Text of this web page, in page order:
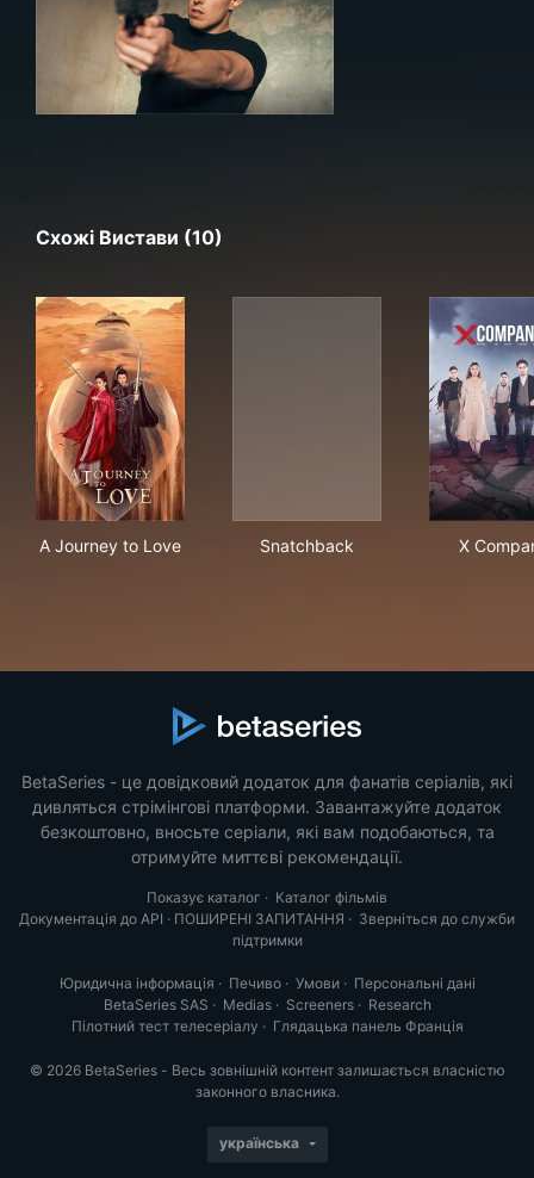
Схожі Вистави (10)
A Journey to Love Snatchback X
BetaSeries - це довідковий додаток для фанатів серіалів, які
дивляться стрімінгові платформи. Завантажуйте додаток
безкоштовно, вносьте серіали, які вам подобаються, та
отримуйте миттєві рекомендації.
Показує каталог · Каталог фільмів
Документація до API · ПОШИРЕНІ ЗАПИТАННЯ · Зверніться до служби
підтримки
Юридична інформація · Печиво· Умови· Персональні дані
BetaSeries SAS · Medias· Screeners· Research
Пілотний тест телесеріалу · Глядацька панель Франція
© 2026 BetaSeries - Весь зовнішній контент залишається власністю
законного власника.
українська